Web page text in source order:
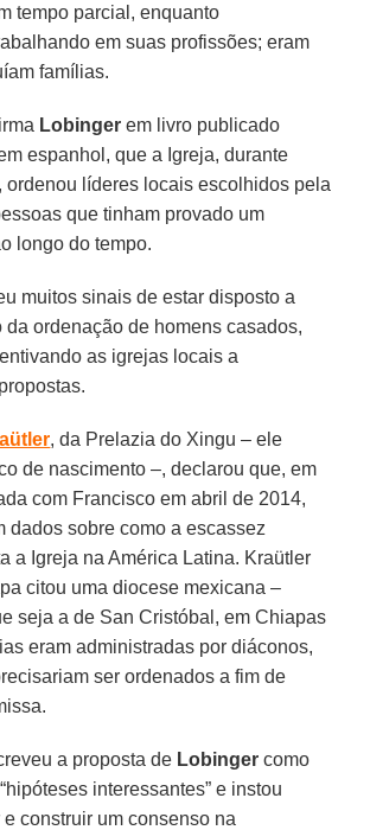
tempo parcial, enquanto
em suas profissões; eram
famílias.
Lobinger em livro publicado
espanhol, que a Igreja, durante
ordenou líderes locais escolhidos pela
que tinham provado um
longo do tempo.
muitos sinais de estar disposto a
da ordenação de homens casados,
as igrejas locais a
, da Prelazia do Xingu – ele
de nascimento –, declarou que, em
com Francisco em abril de 2014,
dados sobre como a escassez
a Igreja na América Latina. Kraütler
citou uma diocese mexicana –
seja a de San Cristóbal, em Chiapas
eram administradas por diáconos,
ser ordenados a fim de
a proposta de Lobinger como
interessantes” e instou
e construir um consenso na